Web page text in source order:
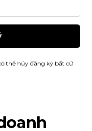
thể hủy đăng ký bất cứ